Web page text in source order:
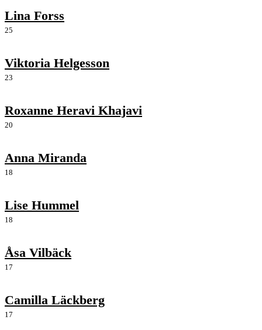
Lina Forss
25
Viktoria Helgesson
23
Roxanne Heravi Khajavi
20
Anna Miranda
18
Lise Hummel
18
Åsa Vilbäck
17
Camilla Läckberg
17